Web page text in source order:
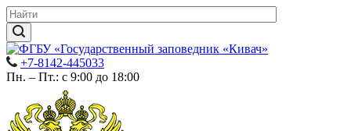
+7-8142-445033
Пн. – Пт.: с 9:00 до 18:00